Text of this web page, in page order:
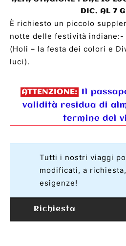
DIC. AL 7
È richiesto un piccolo
notte delle festività indiane:-
(Holi – la festa dei colori e
luci).
ATTENZIONE:
Il
validità residua di
termine del
Tutti i nostri viaggi
modificati, a
esigenze!
Richiesta